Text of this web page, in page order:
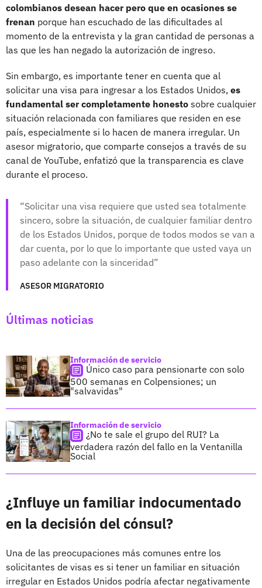
colombianos desean hacer pero que en ocasiones se
frenan porque han escuchado de las dificultades al
momento de la entrevista y la gran cantidad de personas a
las que les han negado la autorización de ingreso.
Sin embargo, es importante tener en cuenta que al
solicitar una visa para ingresar a los Estados Unidos, es
fundamental ser completamente honesto sobre cualquier
situación relacionada con familiares que residen en ese
país, especialmente si lo hacen de manera irregular. Un
asesor migratorio, que comparte consejos a través de su
canal de YouTube, enfatizó que la transparencia es clave
durante el proceso.
Solicitar una visa requiere que usted sea totalmente
sincero, sobre la situación, de cualquier familiar dentro
de los Estados Unidos, porque de todos modos se van a
dar cuenta, por lo que lo importante que usted vaya un
paso adelante con la sinceridad
ASESOR MIGRATORIO
Últimas noticias
Información de servicio
Único caso para pensionarte con solo
500 semanas en Colpensiones; un
"salvavidas"
Información de servicio
¿No te sale el grupo del RUI? La
verdadera razón del fallo en la Ventanilla
Social
¿Influye un familiar indocumentado
en la decisión del cónsul?
Una de las preocupaciones más comunes entre los
solicitantes de visas es si tener un familiar en situación
irregular en Estados Unidos podría afectar negativamente